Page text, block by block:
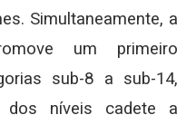
Simultaneamente, a
um primeiro
sub-8 a sub-14,
dos níveis cadete a